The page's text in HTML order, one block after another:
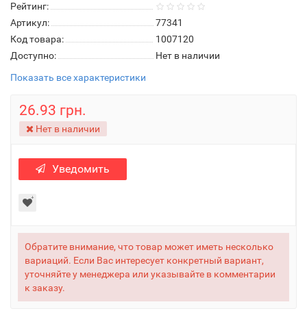
Рейтинг:
Артикул:
77341
Код товара:
1007120
Доступно:
Нет в наличии
Показать все характеристики
26.93 грн.
Нет в наличии
Уведомить
Обратите внимание, что товар может иметь несколько
вариаций. Если Вас интересует конкретный вариант,
уточняйте у менеджера или указывайте в комментарии
к заказу.